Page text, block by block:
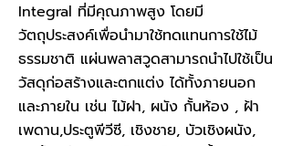
Integral ที่มีคุณภาพสูง โดยมี
วัตถุประสงค์เพื่อนำมาใช้ทดแทนการใช้ไม้
ธรรมชาติ แผ่นพลาสวูดสามารถนำไปใช้เป็น
วัสดุก่อสร้างและตกแต่ง ได้ทั้งภายนอก
และภายใน เช่น ไม้ฝา, ผนัง กั้นห้อง , ฝ้า
เพดาน,ประตูพีวีซี, เชิงชาย, บัวเชิงผนัง,